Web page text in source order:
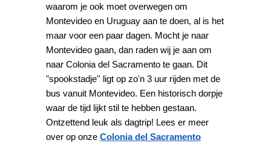
waarom je ook moet overwegen om
Montevideo en Uruguay aan te doen, al is het
maar voor een paar dagen. Mocht je naar
Montevideo gaan, dan raden wij je aan om
naar Colonia del Sacramento te gaan. Dit
"spookstadje'' ligt op zo'n 3 uur rijden met de
bus vanuit Montevideo. Een historisch dorpje
waar de tijd lijkt stil te hebben gestaan.
Ontzettend leuk als dagtrip! Lees er meer
over op onzeColonia del Sacramento